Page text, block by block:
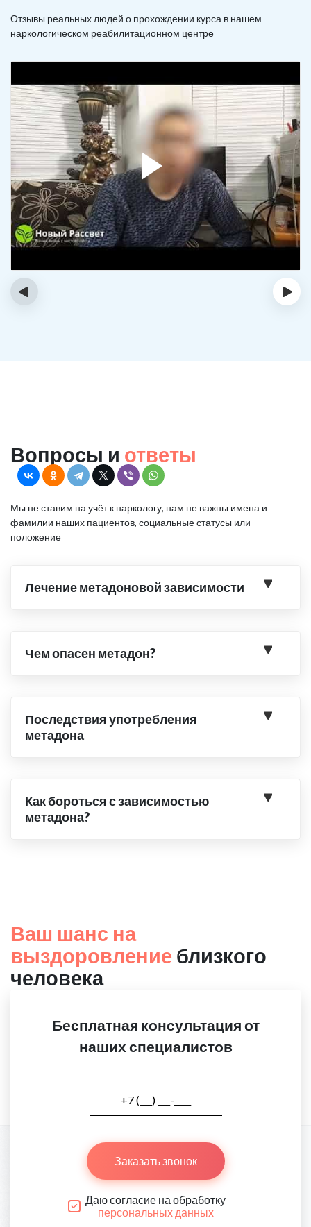
Отзывы реальных людей о прохождении курса в нашем
наркологическом реабилитационном центре
‹ ›
Вопросы и ответы
Мы не ставим на учёт к наркологу, нам не важны имена и
фамилии наших пациентов, социальные статусы или
положение
Лечение метадоновой зависимости
Чем опасен метадон?
Последствия употребления
метадона
Как бороться с зависимостью
метадона?
Ваш шанс на
выздоровление близкого
человека
Бесплатная консультация от
наших специалистов
Заказать звонок
Даю согласие на обработку
персональных данных